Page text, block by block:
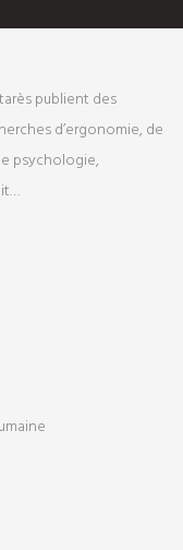
publient des
d’ergonomie, de
psychologie,